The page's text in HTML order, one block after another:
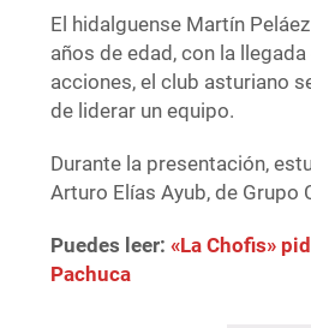
El hidalguense Martín
años de edad, con la
acciones, el club asturiano
de liderar un equipo.
Durante la presentación,
Arturo Elías Ayub, de Grupo
Puedes leer:«La Chofis»
Pachuca